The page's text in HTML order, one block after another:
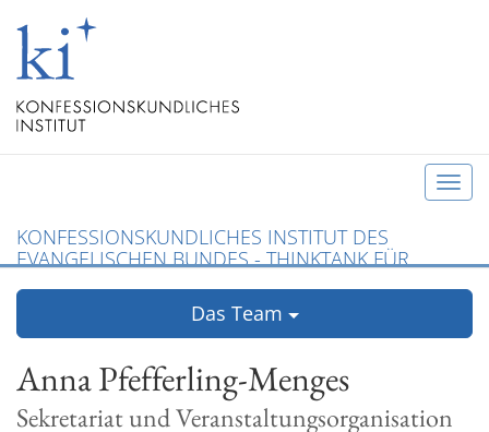
T
g
l
KONFESSIONSKUNDLICHES INSTITUT DES
EVANGELISCHEN BUNDES - THINKTANK FÜR
Das Team
Anna Pfefferling-Menges
Sekretariat und Veranstaltungsorganisation